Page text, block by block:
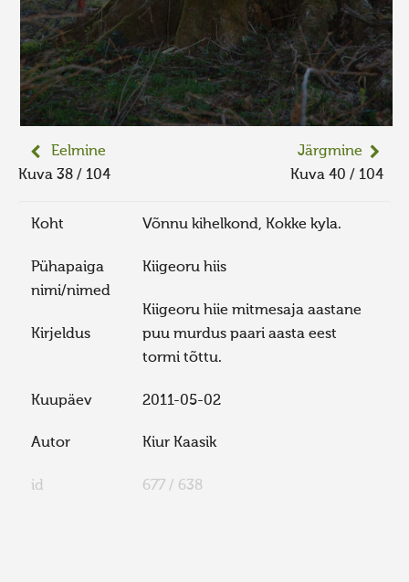
Eelmine
Kuva 38 / 104
Järgmine
Kuva 40 / 104
Koht Võnnu kihelkond, Kokke kyla.
Pühapaiga
nimi/nimed
Kiigeoru hiis
Kirjeldus
Kiigeoru hiie mitmesaja aastane
puu murdus paari aasta eest
tormi tõttu.
Kuupäev 2011-05-02
Autor Kiur Kaasik
id 677 / 638